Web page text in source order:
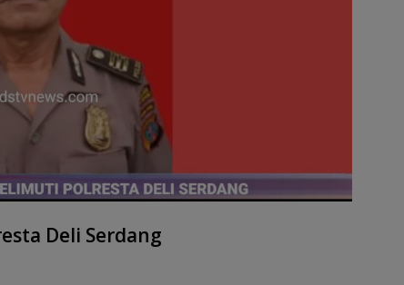
Deli Serdang